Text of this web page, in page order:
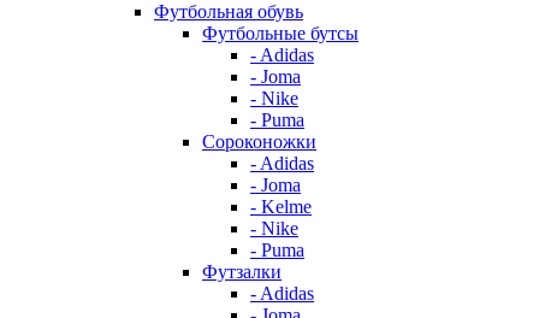
Футбольная обувь
Футбольные бутсы
- Adidas
- Joma
- Nike
- Puma
Сороконожки
- Adidas
- Joma
- Kelme
- Nike
- Puma
Футзалки
- Adidas